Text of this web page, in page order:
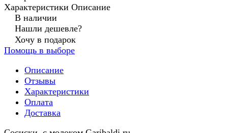
Характеристики Описание
В наличии
Нашли дешевле?
Хочу в подарок
Помощь в выборе
Описание
Отзывы
Характеристики
Оплата
Доставка